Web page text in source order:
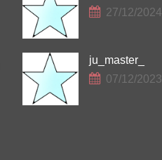
27/12/2024
ju_master_
07/12/2023